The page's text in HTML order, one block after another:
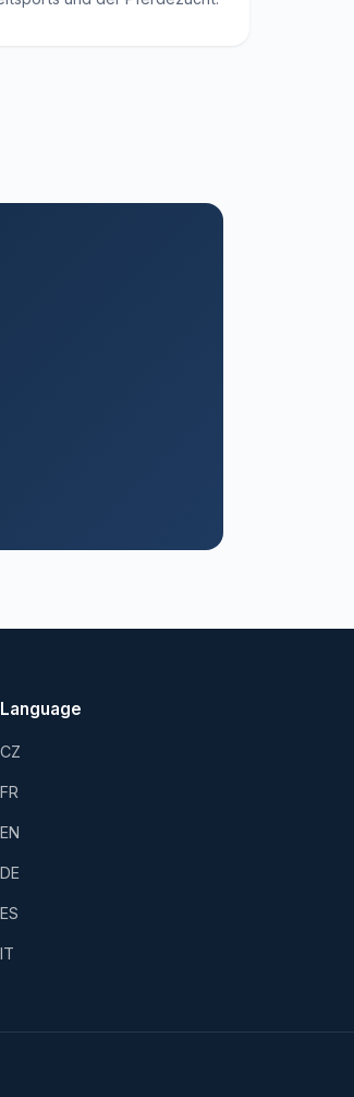
Language
CZ
FR
EN
DE
ES
IT